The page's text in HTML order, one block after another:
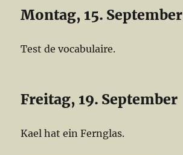
Montag, 15. September
Test de vocabulaire.
Freitag, 19. September
Kael hat ein Fernglas.